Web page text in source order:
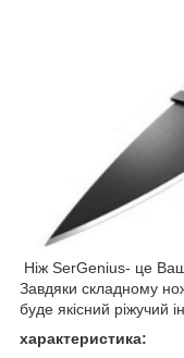
Ніж SerGenius- це Ваш
Завдяки складному
буде якісний ріжучий
характеристика: